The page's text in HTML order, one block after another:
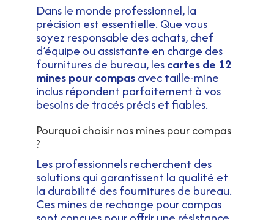
Dans le monde professionnel, la
précision est essentielle. Que vous
soyez responsable des achats, chef
d’équipe ou assistante en charge des
fournitures de bureau, lescartes de 12
mines pour compasavec taille-mine
inclus répondent parfaitement à vos
besoins de tracés précis et fiables.
Pourquoi choisir nos mines pour compas
?
Les professionnels recherchent des
solutions qui garantissent la qualité et
la durabilité des fournitures de bureau.
Ces mines de rechange pour compas